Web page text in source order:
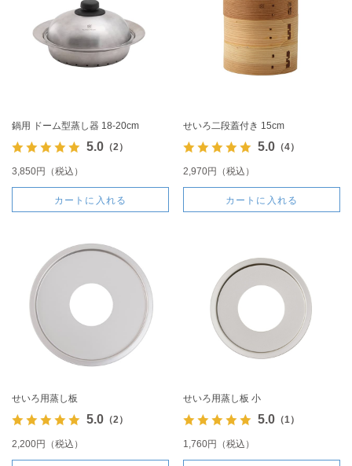
鍋用 ドーム型蒸し器 18-20cm
5.0（2）
3,850円（税込）
カートに入れる
せいろ二段蓋付き 15cm
5.0（4）
2,970円（税込）
カートに入れる
せいろ用蒸し板
5.0（2）
2,200円（税込）
せいろ用蒸し板 小
5.0（1）
1,760円（税込）